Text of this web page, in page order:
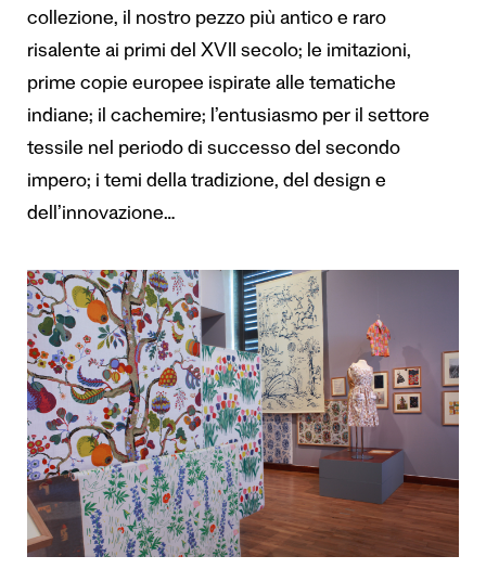
collezione, il nostro pezzo più antico e raro
risalente ai primi del XVII secolo; le imitazioni,
prime copie europee ispirate alle tematiche
indiane; il cachemire; l’entusiasmo per il settore
tessile nel periodo di successo del secondo
impero; i temi della tradizione, del design e
dell’innovazione…